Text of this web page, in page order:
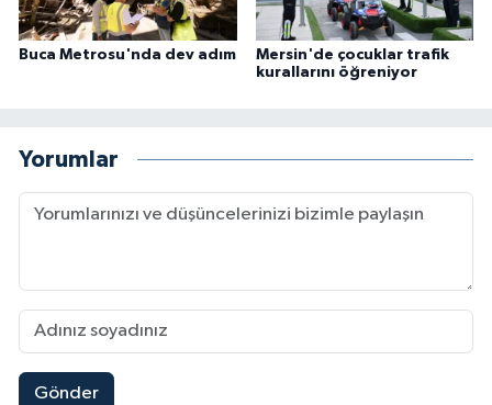
Buca Metrosu'nda dev adım
Mersin'de çocuklar trafik
kurallarını öğreniyor
Yorumlar
Gönder